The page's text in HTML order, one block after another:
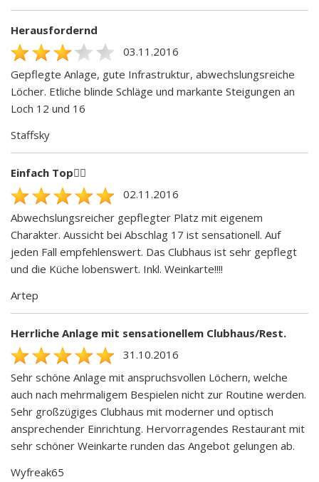
Herausfordernd
03.11.2016
Gepflegte Anlage, gute Infrastruktur, abwechslungsreiche
Löcher. Etliche blinde Schläge und markante Steigungen an
Loch 12 und 16
Staffsky
Einfach Top👍🏻
02.11.2016
Abwechslungsreicher gepflegter Platz mit eigenem
Charakter. Aussicht bei Abschlag 17 ist sensationell. Auf
jeden Fall empfehlenswert. Das Clubhaus ist sehr gepflegt
und die Küche lobenswert. Inkl. Weinkarte!!!!
Artep
Herrliche Anlage mit sensationellem Clubhaus/Rest.
31.10.2016
Sehr schöne Anlage mit anspruchsvollen Löchern, welche
auch nach mehrmaligem Bespielen nicht zur Routine werden.
Sehr großzügiges Clubhaus mit moderner und optisch
ansprechender Einrichtung. Hervorragendes Restaurant mit
sehr schöner Weinkarte runden das Angebot gelungen ab.
Wyfreak65